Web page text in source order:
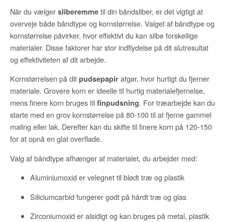
Når du vælger sliberemme til din båndsliber, er det vigtigt at
overveje både båndtype og kornstørrelse. Valget af båndtype og
kornstørrelse påvirker, hvor effektivt du kan slibe forskellige
materialer. Disse faktorer har stor indflydelse på dit slutresultat
og effektiviteten af dit arbejde.
Kornstørrelsen på dit pudsepapir afgør, hvor hurtigt du fjerner
materiale. Grovere korn er ideelle til hurtig materialefjernelse,
mens finere korn bruges til finpudsning. For træarbejde kan du
starte med en grov kornstørrelse på 80-100 til at fjerne gammel
maling eller lak. Derefter kan du skifte til finere korn på 120-150
for at opnå en glat overflade.
Valg af båndtype afhænger af materialet, du arbejder med:
Aluminiumoxid er velegnet til blødt træ og plastik
Siliciumcarbid fungerer godt på hårdt træ og glas
Zirconiumoxid er alsidigt og kan bruges på metal, plastik